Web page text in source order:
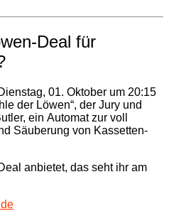
Deal für
01. Oktober um 20:15
der Löwen“, der Jury und
ein Automat zur voll
Säuberung von Kassetten-
anbietet, das seht ihr am